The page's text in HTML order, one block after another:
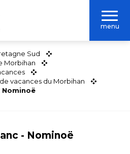
menu
Sud
Morbihan
vacances du Morbihan
Nominoë
- Nominoë